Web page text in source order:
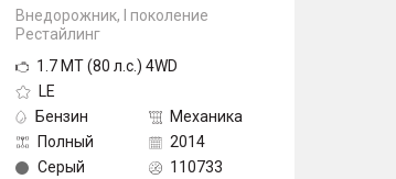
Внедорожник, I поколение
Рестайлинг
1.7 MT (80 л.с.) 4WD
LE
Бензин
Механика
Полный
2014
Серый
110733